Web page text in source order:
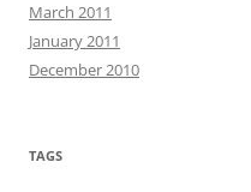
March 2011
January 2011
December 2010
TAGS